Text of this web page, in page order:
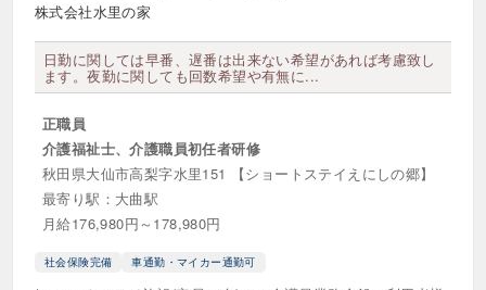
平日のみ勤務 年間休日110日以上
年間休日120日以上
日勤のみ・夜勤なし 時差出勤あり
曜日応相談可
週1日からOK 週2日からOK
株式会社水里の家
日勤に関しては早番、遅番は出来ない希望があれば考慮致し
ます。夜勤に関しても回数希望や有無に...
正職員
介護福祉士、介護職員初任者研修
秋田県大仙市高梨字水里151 【ショートステイえにしの郷】
最寄り駅：大曲駅
月給176,980円～178,980円
社会保険完備 車通勤・マイカー通勤可